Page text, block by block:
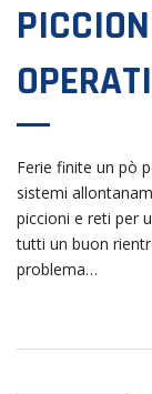
Ferie finite un pò
sistemi
piccioni e reti per
tutti un buon
problema…